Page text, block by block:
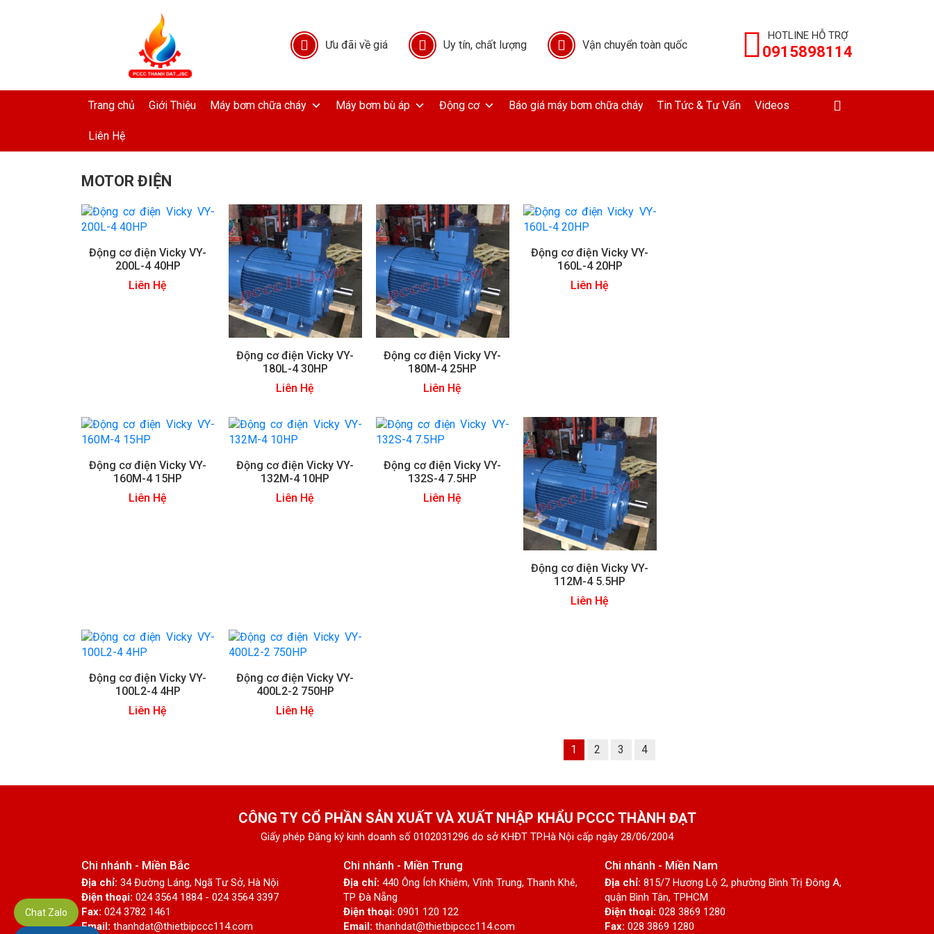
Ưu đãi về giá Uy tín, chất lượng Vận chuyển toàn quốc
HOTLINE HỖ TRỢ
0915898114
Trang chủ Giới Thiệu Máy bơm chữa cháy Máy bơm bù áp Động cơ Báo giá máy bơm chữa cháy Tin Tức & Tư Vấn Videos
Liên Hệ
MOTOR ĐIỆN
Động cơ điện Vicky VY-
200L-4 40HP
Liên Hệ
Động cơ điện Vicky VY-
180L-4 30HP
Liên Hệ
Động cơ điện Vicky VY-
180M-4 25HP
Liên Hệ
Động cơ điện Vicky VY-
160L-4 20HP
Liên Hệ
Động cơ điện Vicky VY-
160M-4 15HP
Liên Hệ
Động cơ điện Vicky VY-
132M-4 10HP
Liên Hệ
Động cơ điện Vicky VY-
132S-4 7.5HP
Liên Hệ
Động cơ điện Vicky VY-
112M-4 5.5HP
Liên Hệ
Động cơ điện Vicky VY-
100L2-4 4HP
Liên Hệ
Động cơ điện Vicky VY-
400L2-2 750HP
Liên Hệ
1 2 3 4
CÔNG TY CỔ PHẦN SẢN XUẤT VÀ XUẤT NHẬP KHẨU PCCC THÀNH ĐẠT
Giấy phép Đăng ký kinh doanh số 0102031296 do sở KHĐT TP.Hà Nội cấp ngày 28/06/2004
Chi nhánh - Miền Bắc
Địa chỉ: 34 Đường Láng, Ngã Tư Sở, Hà Nội
Điện thoại: 024 3564 1884 - 024 3564 3397
Fax: 024 3782 1461
Email: thanhdat@thietbipccc114.com
Chi nhánh - Miền Trung
Địa chỉ: 440 Ông Ích Khiêm, Vĩnh Trung, Thanh Khê,
TP Đà Nẵng
Điện thoại: 0901 120 122
Email: thanhdat@thietbipccc114.com
Chi nhánh - Miền Nam
Địa chỉ: 815/7 Hương Lộ 2, phường Bình Trị Đông A,
quận Bình Tân, TPHCM
Điện thoại: 028 3869 1280
Fax: 028 3869 1280
Chat Zalo